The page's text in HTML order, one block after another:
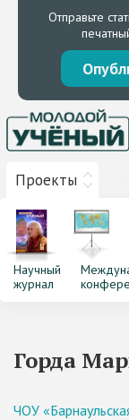
Отправьте
Проекты
Научный
журнал
Горда
ЧОУ